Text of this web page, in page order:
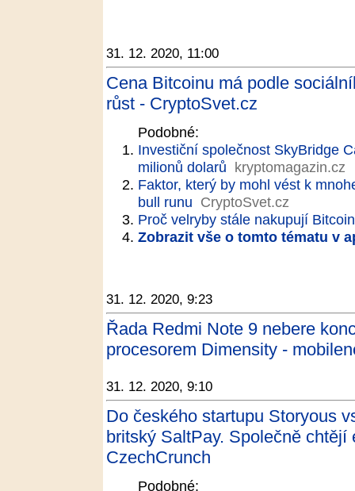
31. 12. 2020, 11:00
Cena Bitcoinu má podle
růst - CryptoSvet.cz
Podobné:
Investiční společnost SkyBridge
milionů dolarů kryptomagazin.cz
Faktor, který by mohl vést k
bull runu CryptoSvet.cz
Proč velryby stále nakupují
Zobrazit vše o tomto tématu v
31. 12. 2020, 9:23
Řada Redmi Note 9 nebere
procesorem Dimensity -
31. 12. 2020, 9:10
Do českého startupu Storyous
britský SaltPay. Společně chtějí
CzechCrunch
Podobné: